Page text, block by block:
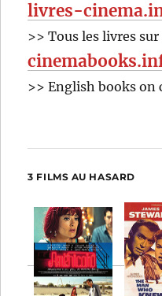
livres-
>> Tous les livres
>> English books on
3 FILMS AU HASARD